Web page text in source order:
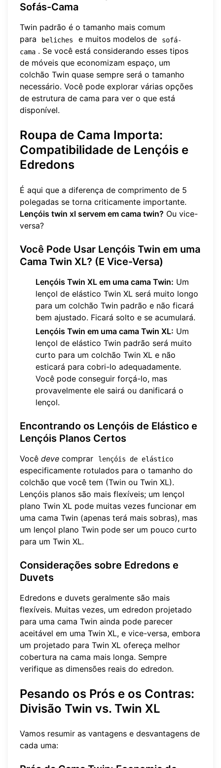
Sofás-Cama
Twin padrão é o tamanho mais comum
para
beliches e muitos modelos de
sofá-
cama . Se você está considerando esses tipos
de móveis que economizam espaço, um
colchão Twin quase sempre será o tamanho
necessário. Você pode explorar várias opções
de estrutura de cama para ver o que está
disponível.
Roupa de Cama Importa:
Compatibilidade de Lençóis e
Edredons
É aqui que a diferença de comprimento de 5
polegadas se torna criticamente importante.
Lençóis twin xl servem em cama twin? Ou vice-
versa?
Você Pode Usar Lençóis Twin em uma
Cama Twin XL? (E Vice-Versa)
Lençóis Twin XL em uma cama Twin: Um
lençol de elástico Twin XL será muito longo
para um colchão Twin padrão e não ficará
bem ajustado. Ficará solto e se acumulará.
Lençóis Twin em uma cama Twin XL: Um
lençol de elástico Twin padrão será muito
curto para um colchão Twin XL e não
esticará para cobri-lo adequadamente.
Você pode conseguir forçá-lo, mas
provavelmente ele sairá ou danificará o
lençol.
Encontrando os Lençóis de Elástico e
Lençóis Planos Certos
Você deve comprar lençóis de elástico
especificamente rotulados para o tamanho do
colchão que você tem (Twin ou Twin XL).
Lençóis planos são mais flexíveis; um lençol
plano Twin XL pode muitas vezes funcionar em
uma cama Twin (apenas terá mais sobras), mas
um lençol plano Twin pode ser um pouco curto
para um Twin XL.
Considerações sobre Edredons e
Duvets
Edredons e duvets geralmente são mais
flexíveis. Muitas vezes, um edredon projetado
para uma cama Twin ainda pode parecer
aceitável em uma Twin XL, e vice-versa, embora
um projetado para Twin XL ofereça melhor
cobertura na cama mais longa. Sempre
verifique as dimensões reais do edredon.
Pesando os Prós e os Contras:
Divisão Twin vs. Twin XL
Vamos resumir as vantagens e desvantagens de
cada uma: